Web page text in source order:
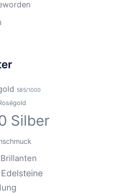
585/1000
Silber
Brillanten
Edelsteine